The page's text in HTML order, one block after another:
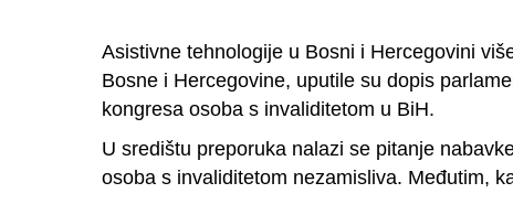
Asistivne tehnologije u Bosni i Hercegovini
Bosne i Hercegovine, uputile su dopis
kongresa osoba s invaliditetom u BiH.
U središtu preporuka nalazi se pitanje
osoba s invaliditetom nezamisliva. Međutim,